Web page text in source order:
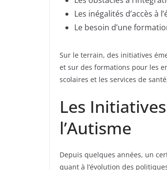
Les inégalités d’accès à
Le besoin d’une
Sur le terrain, des initiatives
et sur des formations pour les
scolaires et les services de
Les
l’Autisme
Depuis quelques années, un
quant à l’évolution des